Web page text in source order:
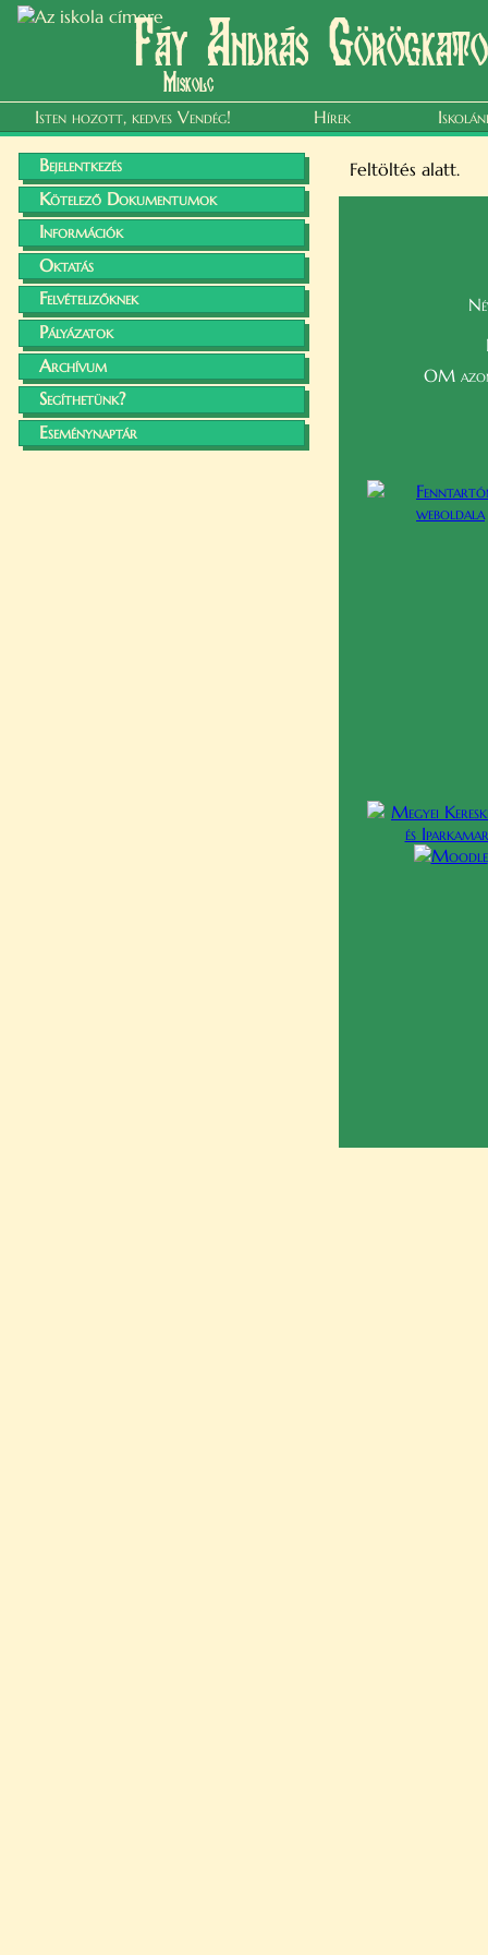
Fáy András
Miskolc
Isten hozott, kedves Vendég! Hírek
Bejelentkezés
Kötelező Dokumentumok
Információk
Oktatás
Felvételizőknek
Pályázatok
Archívum
Segíthetünk?
Eseménynaptár
Feltöltés alatt.
OM